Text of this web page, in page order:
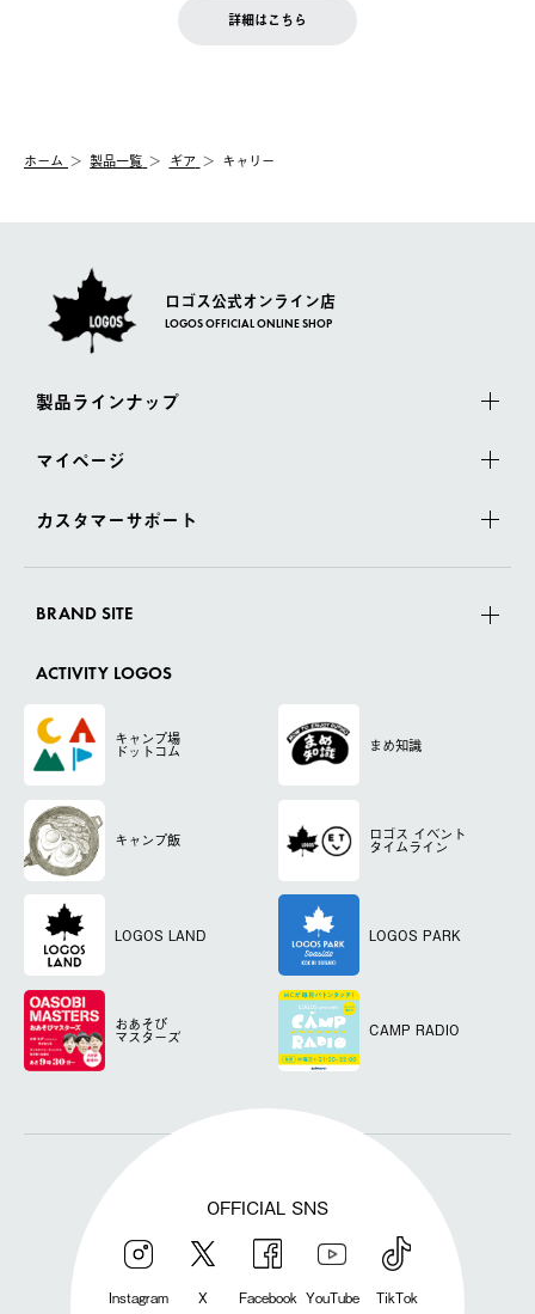
【配送業者】
佐川急便にて配送されます。
お客様都合の返品にかかる送料は、お客様ご負担とさせていただ
む）は受け付けておりません。
一度お手元の商品を返品いただき、ご希望商品を再注文してくだ
LOGOS FAMILY会員の方は、会員マイページ内 購入履歴画面に
詳細はこちら
ホーム 製品一覧 ギア キャリー
ロゴス公式オンライン店
LOGOS OFFICIAL ONLINE SHOP
製品ラインナップ
マイページ
カスタマーサポート
BRAND SITE
ACTIVITY LOGOS
キャンプ場
ドットコム まめ知識
キャンプ飯 ロゴス イベント
タイムライン
LOGOS LAND LOGOS PARK
おあそび
マスターズ CAMP RADIO
OFFICIAL SNS
Instagram X Facebook YouTube TikTok